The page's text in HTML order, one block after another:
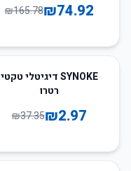
₪74.92
₪165.78
92
SYNOKE דיגיטלי טקטי
רטרו
₪2.97
₪37.35